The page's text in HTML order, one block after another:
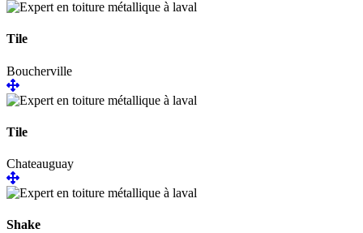
Tile
Boucherville
Tile
Chateauguay
Shake